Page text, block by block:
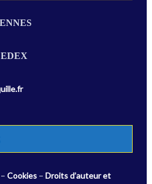
Cookies– Droits d’auteur et